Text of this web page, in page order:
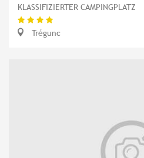
KLASSIFIZIERTER CAMPINGPLATZ
Trégunc